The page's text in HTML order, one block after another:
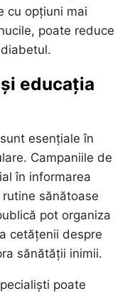
cu opțiuni mai
poate reduce
educația
esențiale în
Campaniile de
în informarea
sănătoase
pot organiza
cetățenii despre
sănătății inimii.
poate